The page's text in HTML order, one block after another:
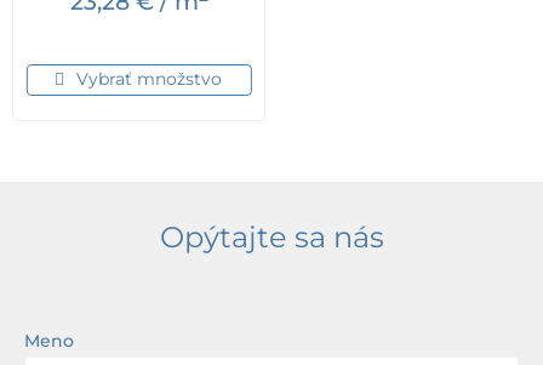
Vybrať množstvo
Opýtajte sa nás
Meno